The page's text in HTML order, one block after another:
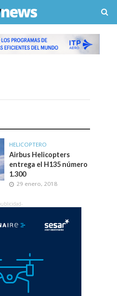
HELICOPTERO
Airbus Helicopters
entrega el H135 número
1.300
29 enero, 2018